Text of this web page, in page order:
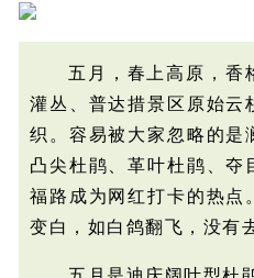
五月，春上高原，香
灌丛、普达措景区原始云
织。容易被大家忽略的是
凸尖杜鹃、革叶杜鹃、夺
福路成为网红打卡的热点
变白，如白鸽翻飞，没有